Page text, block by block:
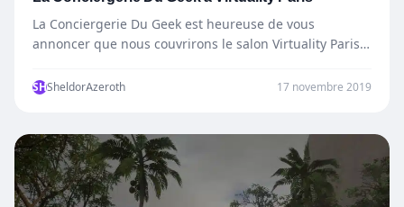
La Conciergerie Du Geek est heureuse de vous
annoncer que nous couvrirons le salon Virtuality Paris.
SHSheldorAzeroth 17 novembre 2019